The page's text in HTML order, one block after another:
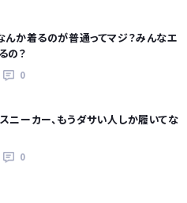
んか着るのが普通ってマジ？みんなエ
の？
0
ニーカー、もうダサい人しか履いてな
0